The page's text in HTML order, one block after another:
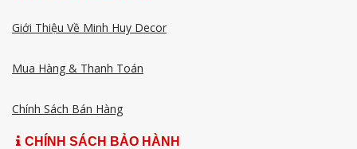
Giới Thiệu Về Minh Huy Decor
Mua Hàng & Thanh Toán
Chính Sách Bán Hàng
CHÍNH SÁCH BẢO HÀNH